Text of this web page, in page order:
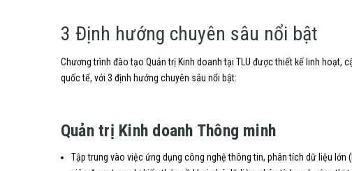
3 Định hướng chuyên sâu nổi bật
Chương trình đào tạo Quản trị Kinh doanh tại TLU được thiết kế linh hoạt,
quốc tế, với 3 định hướng chuyên sâu nổi bật:
Quản trị Kinh doanh Thông minh
Tập trung vào việc ứng dụng công nghệ thông tin, phân tích dữ liệu lớn